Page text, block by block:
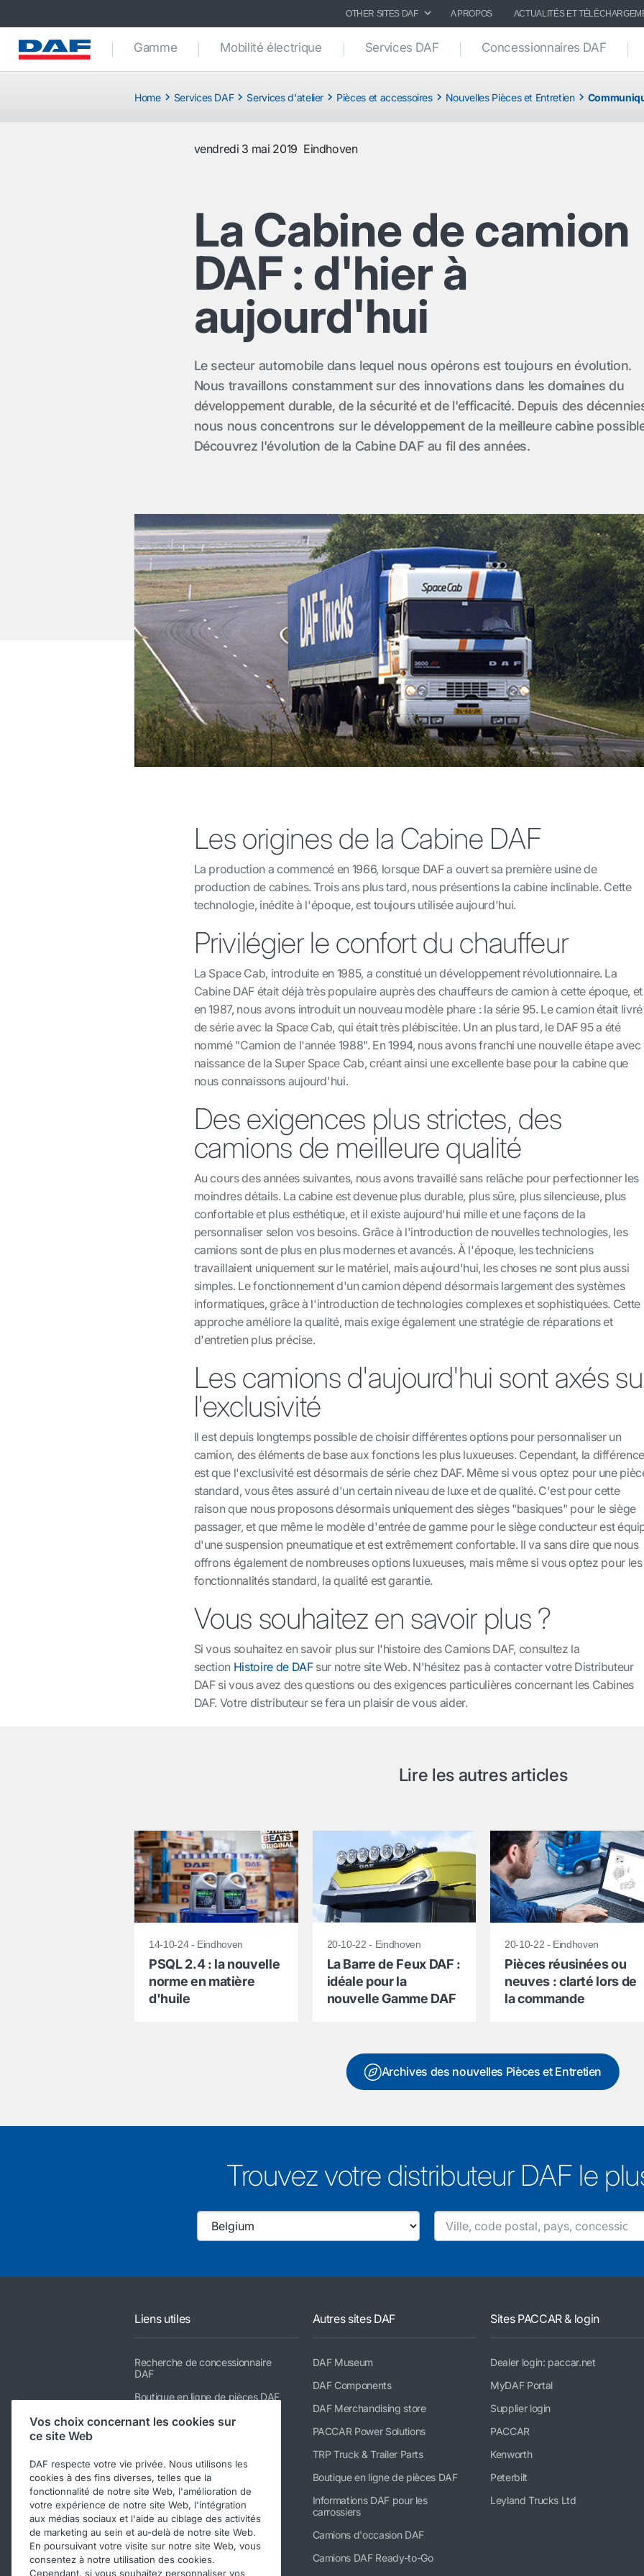
OTHER SITES DAF A PROPOS ACTUALITÉS ET
Gamme Mobilité électrique Services DAF Concessionnaires DAF
Home Services DAF Services d'atelier Pièces et accessoires Nouvelles Pièces et Entretien
vendredi 3 mai 2019 Eindhoven
La Cabine de camion
DAF : d'hier à
aujourd'hui
Le secteur automobile dans lequel nous opérons est toujours en évolution.
Nous travaillons constamment sur des innovations dans les domaines du
développement durable, de la sécurité et de l'efficacité. Depuis des
nous nous concentrons sur le développement de la meilleure cabine
Découvrez l'évolution de la Cabine DAF au fil des années.
Les origines de la Cabine DAF
La production a commencé en 1966, lorsque DAF a ouvert sa première usine de
production de cabines. Trois ans plus tard, nous présentions la cabine inclinable. Cette
technologie, inédite à l'époque, est toujours utilisée aujourd'hui.
Privilégier le confort du chauffeur
La Space Cab, introduite en 1985, a constitué un développement révolutionnaire. La
Cabine DAF était déjà très populaire auprès des chauffeurs de camion à cette époque, et
en 1987, nous avons introduit un nouveau modèle phare : la série 95. Le camion était livré
de série avec la Space Cab, qui était très plébiscitée. Un an plus tard, le DAF 95 a été
nommé "Camion de l'année 1988". En 1994, nous avons franchi une nouvelle étape avec
naissance de la Super Space Cab, créant ainsi une excellente base pour la cabine que
nous connaissons aujourd'hui.
Des exigences plus strictes, des
camions de meilleure qualité
Au cours des années suivantes, nous avons travaillé sans relâche pour perfectionner les
moindres détails. La cabine est devenue plus durable, plus sûre, plus silencieuse, plus
confortable et plus esthétique, et il existe aujourd'hui mille et une façons de la
personnaliser selon vos besoins. Grâce à l'introduction de nouvelles technologies, les
camions sont de plus en plus modernes et avancés. À l'époque, les techniciens
travaillaient uniquement sur le matériel, mais aujourd'hui, les choses ne sont plus aussi
simples. Le fonctionnement d'un camion dépend désormais largement des systèmes
informatiques, grâce à l'introduction de technologies complexes et sophistiquées. Cette
approche améliore la qualité, mais exige également une stratégie de réparations et
d'entretien plus précise.
Les camions d'aujourd'hui sont axés
l'exclusivité
Il est depuis longtemps possible de choisir différentes options pour personnaliser un
camion, des éléments de base aux fonctions les plus luxueuses. Cependant, la
est que l'exclusivité est désormais de série chez DAF. Même si vous optez pour une
standard, vous êtes assuré d'un certain niveau de luxe et de qualité. C'est pour cette
raison que nous proposons désormais uniquement des sièges "basiques" pour le siège
passager, et que même le modèle d'entrée de gamme pour le siège conducteur est
d'une suspension pneumatique et est extrêmement confortable. Il va sans dire que nous
offrons également de nombreuses options luxueuses, mais même si vous optez pour les
fonctionnalités standard, la qualité est garantie.
Vous souhaitez en savoir plus ?
Si vous souhaitez en savoir plus sur l'histoire des Camions DAF, consultez la
section Histoire de DAFsur notre site Web. N'hésitez pas à contacter votre Distributeur
DAF si vous avez des questions ou des exigences particulières concernant les Cabines
DAF. Votre distributeur se fera un plaisir de vous aider.
Lire les autres articles
14-10-24 - Eindhoven
PSQL 2.4 : la nouvelle
norme en matière
d'huile
20-10-22 - Eindhoven
La Barre de Feux DAF :
idéale pour la
nouvelle Gamme DAF
20-10-22 - Eindhoven
Pièces réusinées ou
neuves : clarté lors de
la commande
Archives des nouvelles Pièces et Entretien
Trouvez votre distributeur DAF le
Liens utiles
Recherche de concessionnaire
DAF
Boutique en ligne de pièces DAF
DAF Merchandising store
Suppliers of PACCAR Parts
paccarparts.com
Warranty conditions
Autres sites DAF
DAF Museum
DAF Components
DAF Merchandising store
PACCAR Power Solutions
TRP Truck & Trailer Parts
Boutique en ligne de pièces DAF
Informations DAF pour les
carrossiers
Camions d'occasion DAF
Camions DAF Ready-to-Go
Sites PACCAR & login
Dealer login: paccar.net
MyDAF Portal
Supplier login
PACCAR
Kenworth
Peterbilt
Leyland Trucks Ltd
Vos choix concernant les cookies sur
ce site Web
DAF respecte votre vie privée. Nous utilisons les
cookies à des fins diverses, telles que la
fonctionnalité de notre site Web, l'amélioration de
votre expérience de notre site Web, l'intégration
aux médias sociaux et l'aide au ciblage des activités
de marketing au sein et au-delà de notre site Web.
En poursuivant votre visite sur notre site Web, vous
consentez à notre utilisation des cookies.
Cependant, si vous souhaitez personnaliser vos